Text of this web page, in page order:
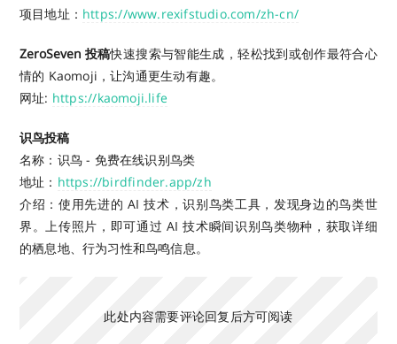
项目地址： https://www.rexifstudio.com/zh-cn/
ZeroSeven 投稿快速搜索与智能生成，轻松找到或创作最符合心
情的 Kaomoji，让沟通更生动有趣。
网址: https://kaomoji.life
识鸟投稿
名称：识鸟 - 免费在线识别鸟类
地址： https://birdfinder.app/zh
介绍：使用先进的 AI 技术，识别鸟类工具，发现身边的鸟类世
界。上传照片，即可通过 AI 技术瞬间识别鸟类物种，获取详细
的栖息地、行为习性和鸟鸣信息。
此处内容需要评论回复后方可阅读